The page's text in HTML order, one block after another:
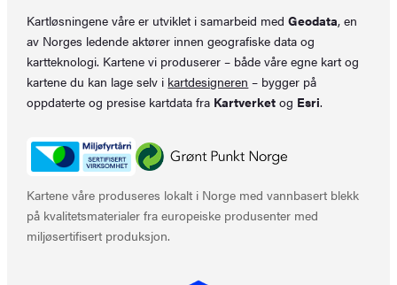
Kartløsningene våre er utviklet i samarbeid medGeodata, en
av Norges ledende aktører innen geografiske data og
kartteknologi. Kartene vi produserer – både våre egne kart og
kartene du kan lage selv i kartdesigneren – bygger på
oppdaterte og presise kartdata fra Kartverket og Esri.
Kartene våre produseres lokalt i Norge med vannbasert blekk
på kvalitetsmaterialer fra europeiske produsenter med
miljøsertifisert produksjon.